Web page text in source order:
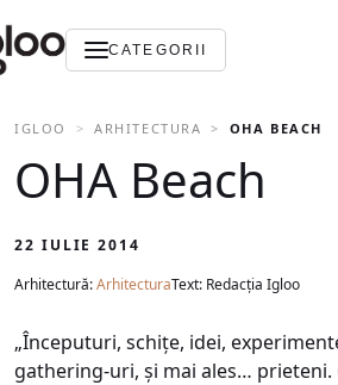
CATEGORII
IGLOO ARHITECTURA OHA BEACH
OHA Beach
22 IULIE 2014
Arhitectură:ArhitecturaText: Redacția Igloo
„Începuturi, schițe, idei,
gathering-uri, şi mai ales… prieteni.